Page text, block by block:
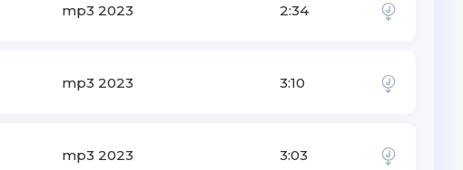
mp3 2023 2:34
mp3 2023 3:10
mp3 2023 3:03